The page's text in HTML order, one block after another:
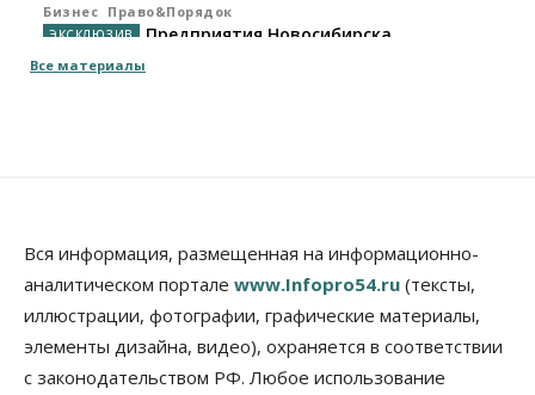
Бизнес Право&Порядок
Предприятия Новосибирска
07 Августа 2026, 09:00
Бизнес
Искусственный интеллект предлагают
привлекать к разработке новых лекарств в
06 Августа 2026, 19:00
Мировые И Федеральные Новости
Все материалы
Вся информация, размещенная на информационно-
аналитическом портале www.Infopro54.ru (тексты,
иллюстрации, фотографии, графические материалы,
элементы дизайна, видео), охраняется в соответствии
с законодательством РФ. Любое использование